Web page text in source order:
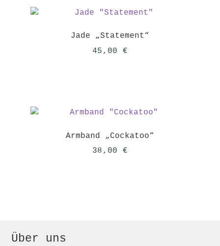
Jade „Statement“
45,00 €
Armband „Cockatoo“
38,00 €
Über uns